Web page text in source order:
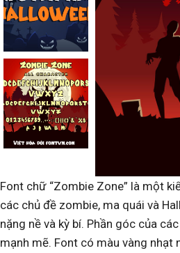
Font chữ “Zombie Zone” là một
các chủ đề zombie, ma quái và
nặng nề và kỳ bí. Phần góc của
mạnh mẽ. Font có màu vàng